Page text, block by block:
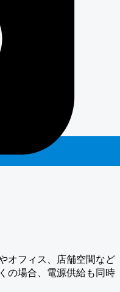
オフィス、店舗空間など
の場合、電源供給も同時